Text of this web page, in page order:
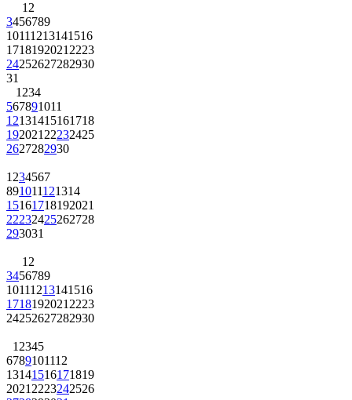
1 2
3456789
10111213141516
1718192021 2223
24252627282930
31
1 234
567891011
12131415161718
192021 22232425
2627282930
1 234567
891011121314
15161718192021
22232425262728
293031
1 2
3456789
10111213141516
1718192021 2223
24252627282930
1 2345
6789101112
13141516171819
2021 2223242526